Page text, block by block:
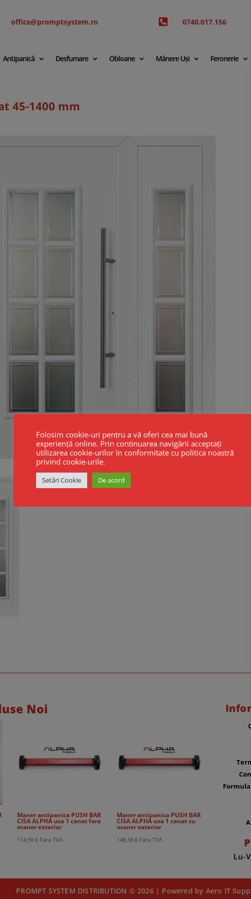
office@promptsystem.ro  0740.017.156
Antipanică Desfumare Obloane Mânere Uși Feronerie
45-1400 mm
Noi
Maner antipanica PUSH BAR
CISA ALPHA usa 1 canat fara
maner exterior
114,59€ Fara TVA
Maner antipanica PUSH BAR
CISA ALPHA usa 1 canat cu
maner exterior
148,38 € Fara TVA
Lu-
PROMPT SYSTEM DISTRIBUTION © 2026 | Powered by Aero IT
Folosim cookie-uri pentru a vă oferi cea mai bună
experiență online. Prin continuarea navigării acceptați
utilizarea cookie-urilor în conformitate cu politica noastră
privind cookie-urile.
Setări Cookie De acord